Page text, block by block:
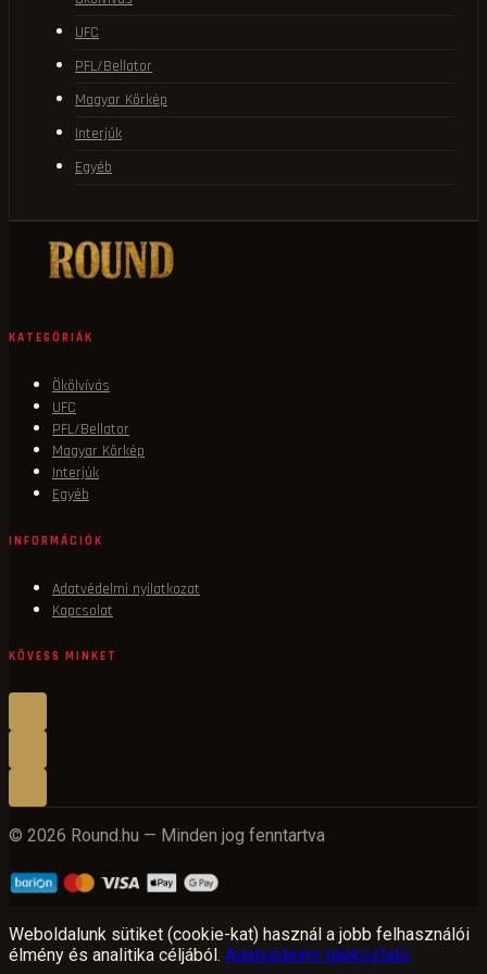
UFC
PFL/Bellator
Magyar Körkép
Interjúk
Egyéb
KATEGÓRIÁK
Ökölvívás
UFC
PFL/Bellator
Magyar Körkép
Interjúk
Egyéb
INFORMÁCIÓK
Adatvédelmi nyilatkozat
Kapcsolat
KÖVESS MINKET
© 2026 Round.hu — Minden jog fenntartva
Weboldalunk sütiket (cookie-kat) használ a jobb felhasználói
élmény és analitika céljából. Adatvédelmi tájékoztató